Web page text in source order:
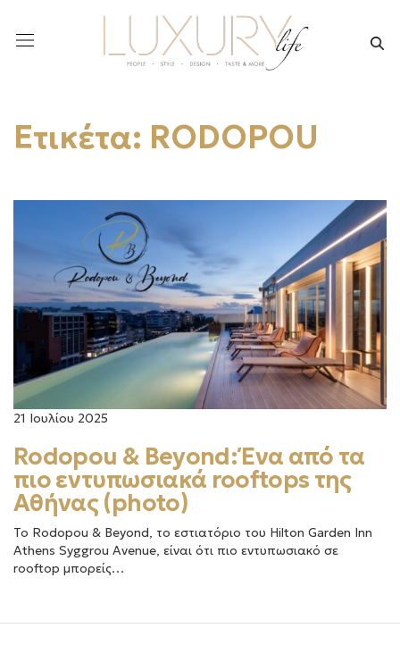
Ετικέτα: RODOPOU
21 Ιουλίου 2025
Rodopou & Beyond: Ένα από τα
πιο εντυπωσιακά rooftops της
Αθήνας (photo)
Το Rodopou & Beyond, το εστιατόριο του Hilton Garden Inn
Athens Syggrou Avenue, είναι ότι πιο εντυπωσιακό σε
rooftop μπορείς…